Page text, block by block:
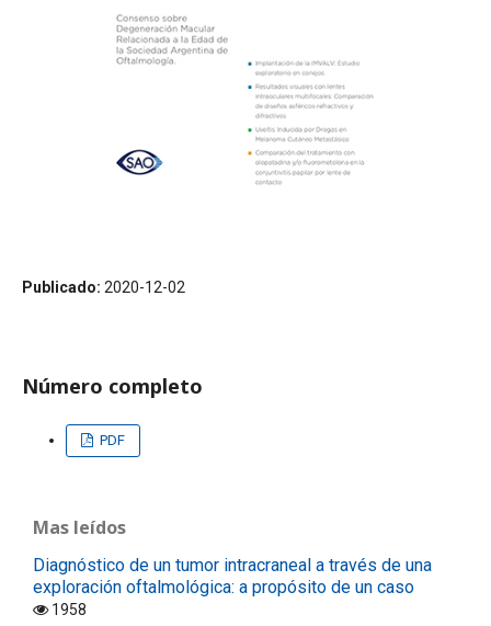
Publicado: 2020-12-02
Número completo
PDF
Mas leídos
Diagnóstico de un tumor intracraneal a través de una
exploración oftalmológica: a propósito de un caso
1958